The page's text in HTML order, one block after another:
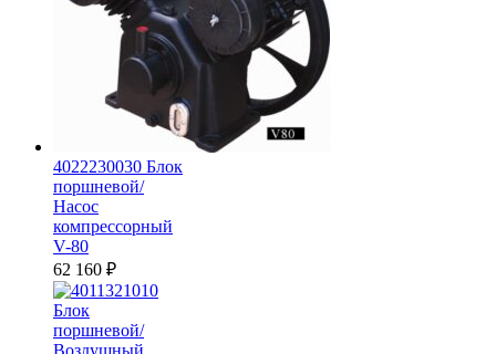
4022230030 Блок
поршневой/
Насос
компрессорный
V-80
62 160 ₽